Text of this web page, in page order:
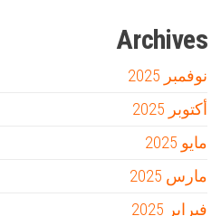
Archives
نوفمبر 2025
أكتوبر 2025
مايو 2025
مارس 2025
فبراير 2025